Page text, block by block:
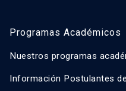
Programas Académicos
Nuestros programas
Información Postulantes